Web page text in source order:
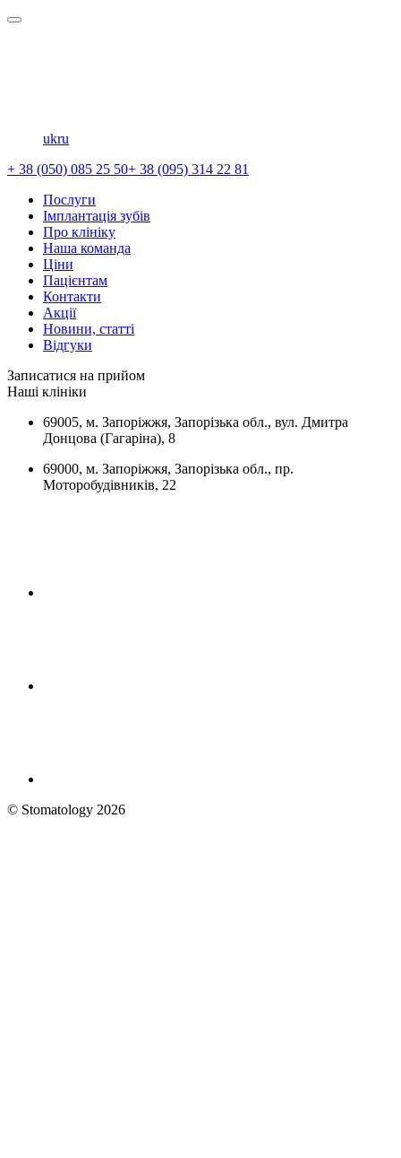
ukru
+ 38 (050) 085 25 50+ 38 (095) 314 22 81
Послуги
Імплантація зубів
Про клініку
Наша команда
Ціни
Пацієнтам
Контакти
Акції
Новини, статті
Відгуки
Записатися на прийом
Наші клініки
69005, м. Запоріжжя, Запорізька обл., вул. Дмитра
Донцова (Гагаріна), 8
69000, м. Запоріжжя, Запорізька обл., пр.
Моторобудівників, 22
© Stomatology 2026